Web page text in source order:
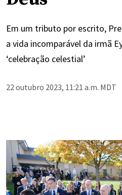
Em um tributo por escrito,
a vida incomparável da irmã
‘celebração celestial’
22 outubro 2023, 11:21 a.m. MDT